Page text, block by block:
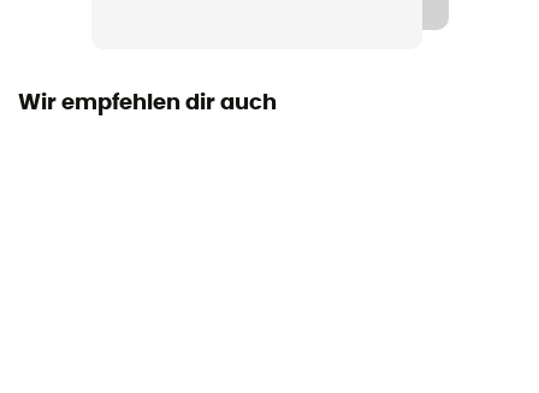
Material
Wir empfehlen dir auch